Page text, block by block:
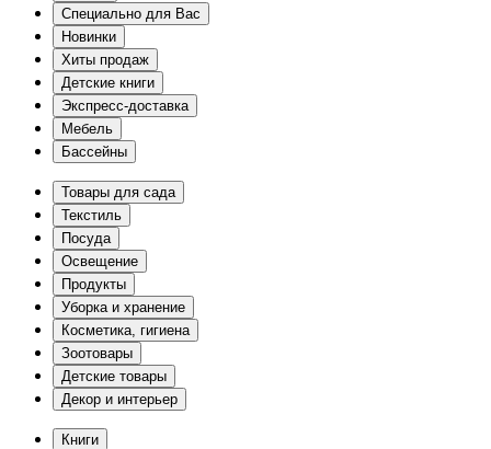
Специально для Вас
Новинки
Хиты продаж
Детские книги
Экспресс-доставка
Мебель
Бассейны
Товары для сада
Текстиль
Посуда
Освещение
Продукты
Уборка и хранение
Косметика, гигиена
Зоотовары
Детские товары
Декор и интерьер
Книги